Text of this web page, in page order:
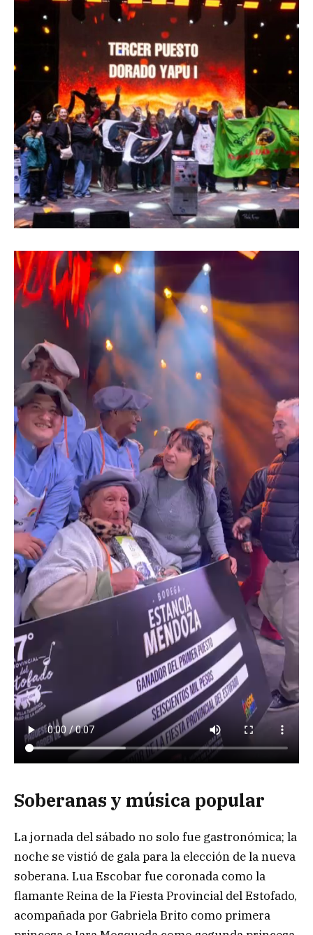
Soberanas y música popular
La jornada del sábado no solo fue gastronómica; la
noche se vistió de gala para la elección de la nueva
soberana. Lua Escobar fue coronada como la
flamante Reina de la Fiesta Provincial del Estofado,
acompañada por Gabriela Brito como primera